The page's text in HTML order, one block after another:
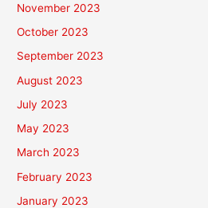
November 2023
October 2023
September 2023
August 2023
July 2023
May 2023
March 2023
February 2023
January 2023